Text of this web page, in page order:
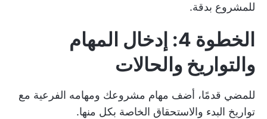
للمشروع بدقة.
الخطوة 4: إدخال المهام
والتواريخ والحالات
للمضي قدمًا، أضف مهام مشروعك ومهامه الفرعية مع
تواريخ البدء والاستحقاق الخاصة بكل منها.